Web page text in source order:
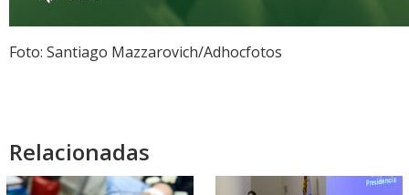
Foto: Santiago Mazzarovich/Adhocfotos
Relacionadas